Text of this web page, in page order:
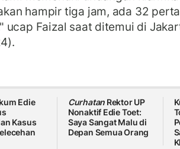
hampir tiga jam, ada 32
ucap Faizal saat ditemui di
Edie
Kasus
Curhatan Rektor UP
Nonaktif Edie Toet:
Saya Sangat Malu di
Depan Semua Orang